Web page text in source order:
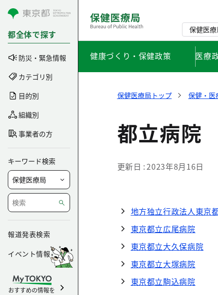
コンテンツにスキップ
都全体で探す
防災・緊急情報
カテゴリ別
目的別
組織別
事業者の方
キーワード検索
報道発表検索
イベント情報
おすすめの情報を
保健医
健康づくり・保健政策 医療
保健医療局トップ 保健・医
都立病院
更新日 2023年8月16日
地方独立行政法人東京
東京都立広尾病院
東京都立大久保病院
東京都立大塚病院
東京都立駒込病院